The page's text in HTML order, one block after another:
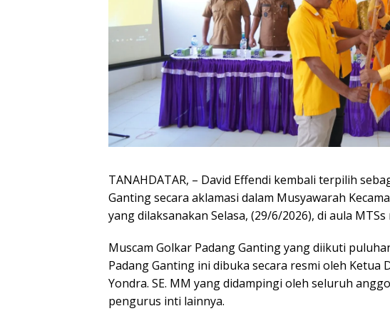
TANAHDATAR, – David Effendi kembali terpilih
Ganting secara aklamasi dalam Musyawarah
yang dilaksanakan Selasa, (29/6/2026), di aula
Muscam Golkar Padang Ganting yang diikuti
Padang Ganting ini dibuka secara resmi oleh Ketua
Yondra. SE. MM yang didampingi oleh seluruh
pengurus inti lainnya.